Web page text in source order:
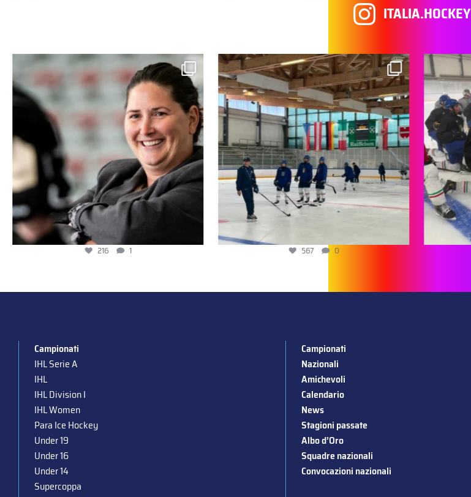
ITALIA.HOCKEY
216 1 567 0
Campionati
IHL Serie A
IHL
IHL Division I
IHL Women
Para Ice Hockey
Under 19
Under 16
Under 14
Supercoppa
Campionati
Nazionali
Amichevoli
Calendario
News
Stagioni passate
Albo d’Oro
Squadre nazionali
Convocazioni nazionali